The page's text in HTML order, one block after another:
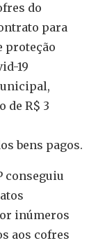
do
para
proteção
19
de R$ 3
bens pagos.
conseguiu
inúmeros
aos cofres